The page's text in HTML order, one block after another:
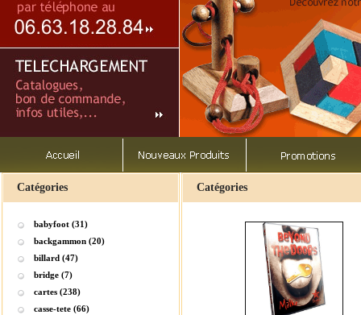
Catégories
babyfoot (31)
backgammon (20)
billard (47)
bridge (7)
cartes (238)
casse-tete (66)
Catégories